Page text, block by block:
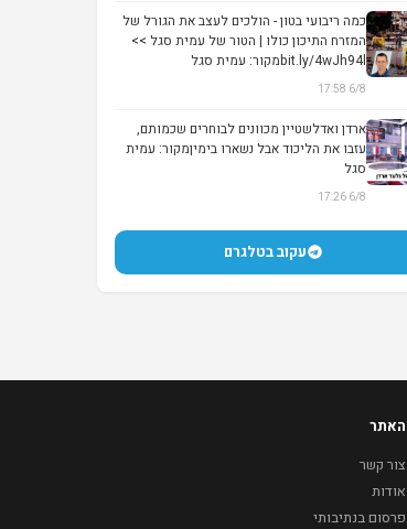
כמה ריבועי בטון - הולכים לעצב את הגורל של
המזרח התיכון כולו | הטור של עמית סגל >>
bit.ly/4wJh94lמקור: עמית סגל
6/8 17:58
ארדן ואדלשטיין מכוונים לבוחרים שכמותם,
עזבו את הליכוד אבל נשארו בימיןמקור: עמית
סגל
6/8 17:26
עקוב בטלגרם
האתר
צור קשר
אודות
פרסום בנתיבותי